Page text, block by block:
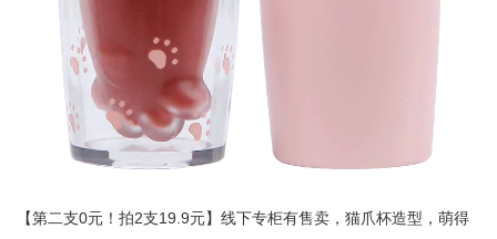
【第二支0元！拍2支19.9元】线下专柜有售卖，猫爪杯造型，萌得